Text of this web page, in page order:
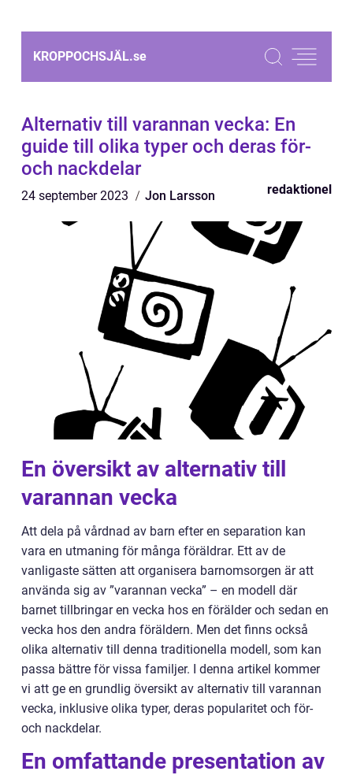
KROPPOCHSJÄL.se
Alternativ till varannan vecka: En
guide till olika typer och deras för-
och nackdelar
24 september 2023 Jon Larsson redaktionel
En översikt av alternativ till
varannan vecka
Att dela på vårdnad av barn efter en separation kan
vara en utmaning för många föräldrar. Ett av de
vanligaste sätten att organisera barnomsorgen är att
använda sig av ”varannan vecka” – en modell där
barnet tillbringar en vecka hos en förälder och sedan en
vecka hos den andra föräldern. Men det finns också
olika alternativ till denna traditionella modell, som kan
passa bättre för vissa familjer. I denna artikel kommer
vi att ge en grundlig översikt av alternativ till varannan
vecka, inklusive olika typer, deras popularitet och för-
och nackdelar.
En omfattande presentation av